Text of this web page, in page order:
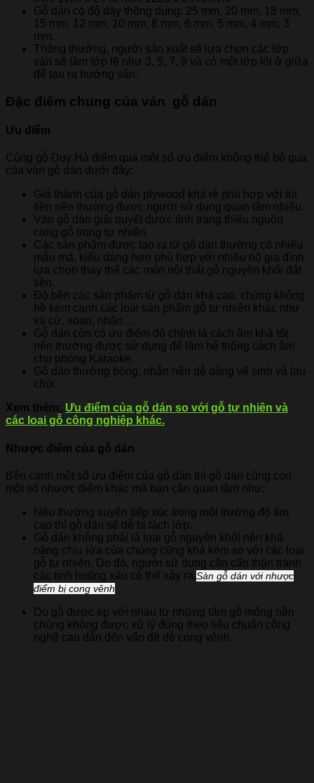
Gỗ dán có độ dày thông dụng: 25 mm, 20 mm, 18 mm,
15 mm, 12 mm, 10 mm, 8 mm, 6 mm, 5 mm, 4 mm, 3
mm.
Thông thường, người sản xuất sẽ lựa chọn các lớp
ván sẽ làm lớp lẽ như 3, 5, 7, 9 và có một lớp lõi ở giữa
để tạo ra hướng vân.
Đặc điểm chung của ván gỗ dán
Ưu điểm
Cùng gỗ Duy Hà điểm qua một số ưu điểm không thể bỏ qua
của ván gỗ dán dưới đây:
Giá thành của gỗ dán plywood khá rẻ phù hợp với túi
tiền nên thường được người sử dụng quan tâm nhiều.
Ván gỗ dán giải quyết được tình trạng thiếu nguồn
cung gỗ trong tự nhiên.
Các sản phẩm được tạo ra từ gỗ dán thường có nhiều
mẫu mã, kiểu dáng hơn phù hợp với nhiều hộ gia đình
lựa chọn thay thế các món nội thất gỗ nguyên khối đắt
tiền.
Độ bền các sản phẩm từ gỗ dán khá cao, chúng không
hề kém cạnh các loại sản phẩm gỗ tự nhiên khác như
xà cừ, xoan, nhãn…
Gỗ dán còn có ưu điểm đó chính là cách âm khá tốt
nên thường được sử dụng để làm hệ thống cách âm
cho phòng Karaoke.
Gỗ dán thường bóng, nhẵn nên dễ dàng vệ sinh và lau
chùi.
Xem thêm: Ưu điểm của gỗ dán so với gỗ tự nhiên và
các loại gỗ công nghiệp khác.
Nhược điểm của gỗ dán
Bên cạnh một số ưu điểm của gỗ dán thì gỗ dán cũng còn
một số nhược điểm khác mà bạn cần quan tâm như:
Nếu thường xuyên tiếp xúc trong môi trường độ ẩm
cao thì gỗ dán sẽ dễ bị tách lớp.
Gỗ dán không phải là loại gỗ nguyên khối nên khả
năng chịu lửa của chúng cũng khá kém so với các loại
gỗ tự nhiên. Do đó, người sử dụng cần cẩn thận tránh
các tình huống xấu có thể xảy ra.Sàn gỗ dán với nhược
điểm bị cong vênh
Do gỗ được ép với nhau từ những tấm gỗ mỏng nên
chúng không được xử lý đúng theo tiêu chuẩn công
nghệ cao dẫn đến vấn đề dễ cong vênh.